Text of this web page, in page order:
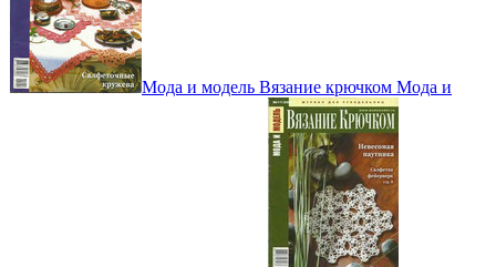
Мода и модель Вязание крючком Мода и